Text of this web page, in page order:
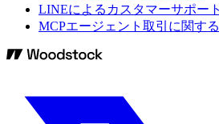
LINEによるカスタマーサポー
MCPエージェント取引に関す